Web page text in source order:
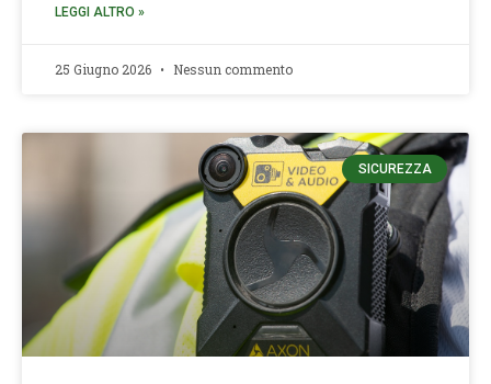
LEGGI ALTRO »
25 Giugno 2026 Nessun commento
SICUREZZA